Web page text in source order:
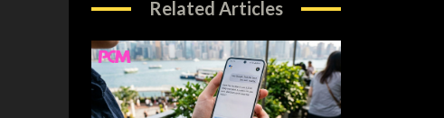
Related Articles